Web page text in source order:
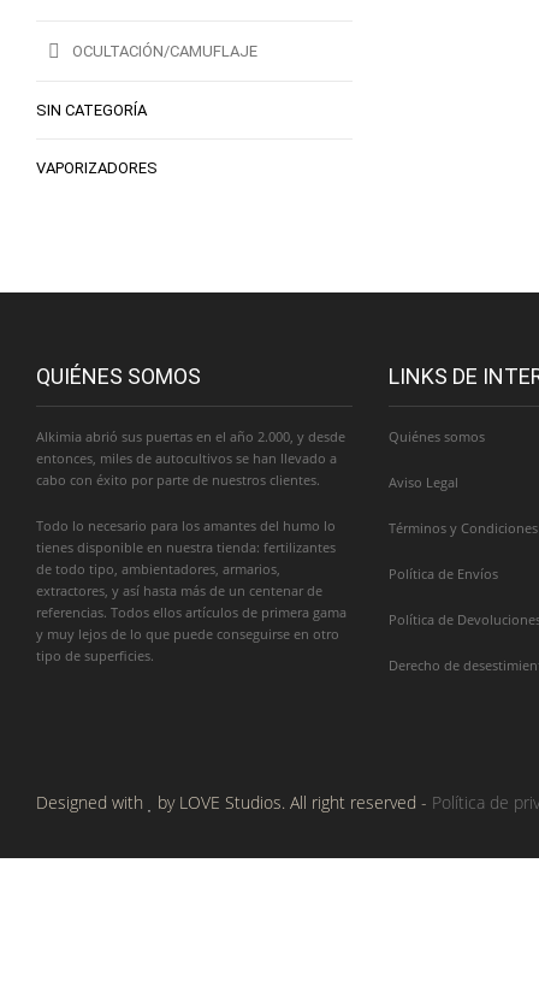
OCULTACIÓN/CAMUFLAJE
SIN CATEGORÍA
VAPORIZADORES
QUIÉNES SOMOS
Alkimia abrió sus puertas en el año 2.000, y desde
entonces, miles de autocultivos se han llevado a
cabo con éxito por parte de nuestros clientes.
Todo lo necesario para los amantes del humo lo
tienes disponible en nuestra tienda: fertilizantes
de todo tipo, ambientadores, armarios,
extractores, y así hasta más de un centenar de
referencias. Todos ellos artículos de primera gama
y muy lejos de lo que puede conseguirse en otro
tipo de superficies.
LINKS DE
Quiénes somos
Aviso Legal
Términos y Condiciones
Política de Envíos
Política de
Derecho de
Designed with by LOVE Studios. All right reserved - Política de